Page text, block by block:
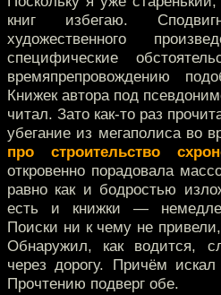
книг избегаю.
художественного
специфические
времяпрепровождению
Книжек автора под
читал. Зато как-то раз
убегание из мегаполиса во
про строительство
откровенно порадовала
равно как и бодростью
есть и книжки —
Поиски ни к чему не
Обнаружил, как водится,
через дорогу. Причём
Прочтению подверг обе.